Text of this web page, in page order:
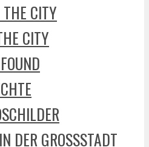
CITY
CITY
DER GROSSSTADT